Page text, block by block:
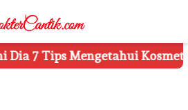
Palsu Ketahui 8 Simbol